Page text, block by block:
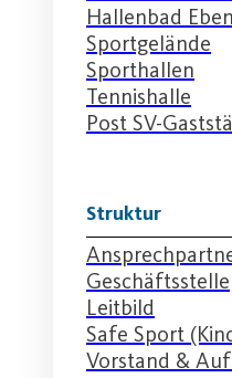
Hallenbad
Sportgelände
Sporthallen
Tennishalle
Post SV-
Struktur
Geschäftsstelle
Leitbild
Safe Sport
Vorstand &